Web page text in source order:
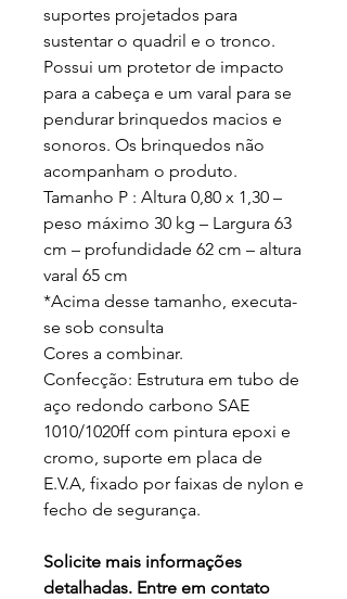
suportes projetados para
sustentar o quadril e o tronco.
Possui um protetor de impacto
para a cabeça e um varal para se
pendurar brinquedos macios e
sonoros. Os brinquedos não
acompanham o produto.
Tamanho P : Altura 0,80 x 1,30 –
peso máximo 30 kg – Largura 63
cm – profundidade 62 cm – altura
varal 65 cm
*Acima desse tamanho, executa-
se sob consulta
Cores a combinar.
Confecção: Estrutura em tubo de
aço redondo carbono SAE
1010/1020ff com pintura epoxi e
cromo, suporte em placa de
E.V.A, fixado por faixas de nylon e
fecho de segurança.
Solicite mais informações
detalhadas. Entre em contato